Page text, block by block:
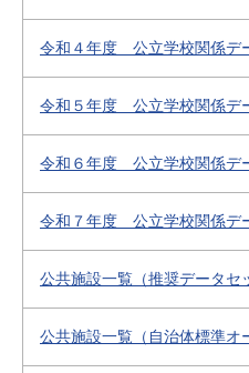
令和４年度 公立学校関係デ
令和５年度 公立学校関係デ
令和６年度 公立学校関係デ
令和７年度 公立学校関係デ
公共施設一覧（推奨データセ
公共施設一覧（自治体標準オ